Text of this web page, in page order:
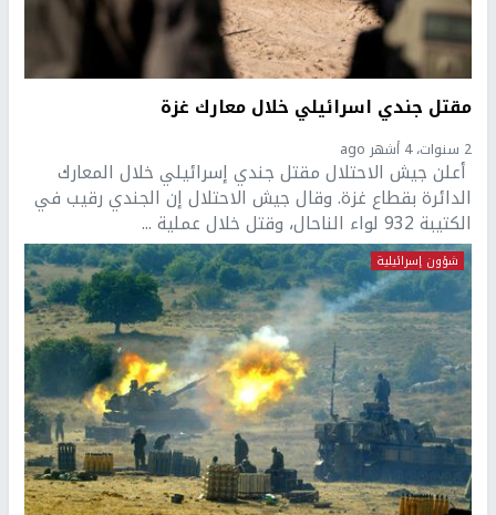
مقتل جندي اسرائيلي خلال معارك غزة
2 سنوات، 4 أشهر ago
أعلن جيش الاحتلال مقتل جندي إسرائيلي خلال المعارك
الدائرة بقطاع غزة. وقال جيش الاحتلال إن الجندي رقيب في
الكتيبة 932 لواء الناحال، وقتل خلال عملية ...
شؤون إسرائيلية